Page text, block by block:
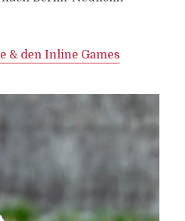
& den Inline Games